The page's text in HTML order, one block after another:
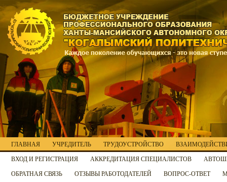
ГЛАВНАЯ УЧРЕДИТЕЛЬ ТРУДОУСТРОЙСТВО
ВХОД И РЕГИСТРАЦИЯ АККРЕДИТАЦИЯ СПЕЦИАЛИСТОВ
ОБРАТНАЯ СВЯЗЬ ОТЗЫВЫ РАБОТОДАТЕЛЕЙ ВОПРОС-ОТВЕТ